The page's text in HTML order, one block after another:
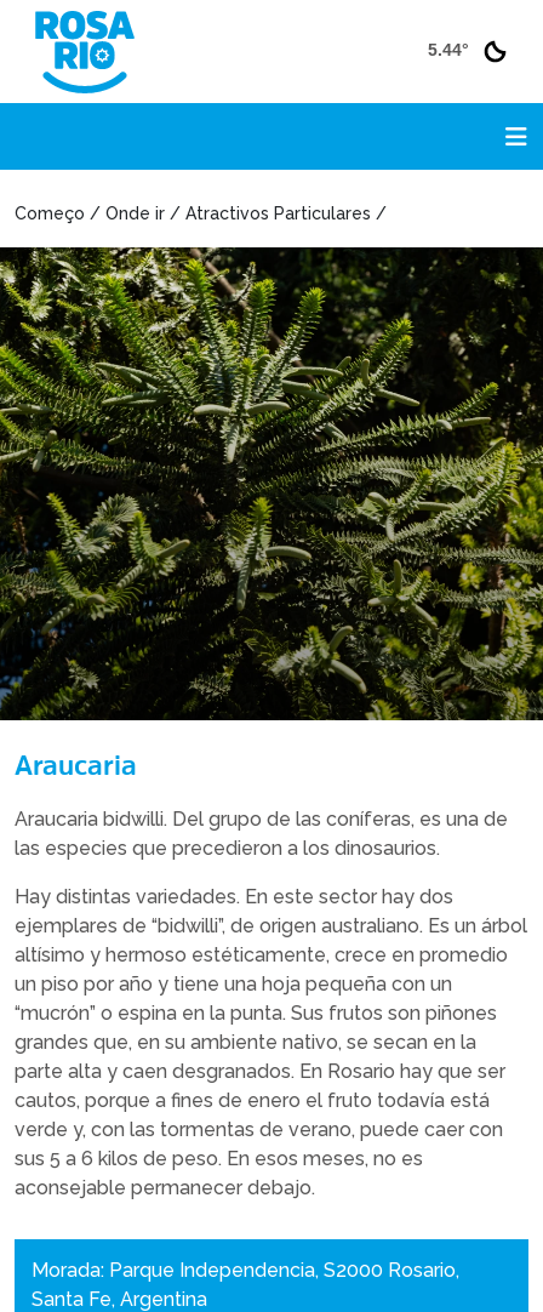
5.44°
Começo / Onde ir / Atractivos Particulares /
Araucaria
Araucaria bidwilli. Del grupo de las coníferas, es una de
las especies que precedieron a los dinosaurios.
Hay distintas variedades. En este sector hay dos
ejemplares de “bidwilli”, de origen australiano. Es un árbol
altísimo y hermoso estéticamente, crece en promedio
un piso por año y tiene una hoja pequeña con un
“mucrón” o espina en la punta. Sus frutos son piñones
grandes que, en su ambiente nativo, se secan en la
parte alta y caen desgranados. En Rosario hay que ser
cautos, porque a fines de enero el fruto todavía está
verde y, con las tormentas de verano, puede caer con
sus 5 a 6 kilos de peso. En esos meses, no es
aconsejable permanecer debajo.
Morada: Parque Independencia, S2000 Rosario,
Santa Fe, Argentina